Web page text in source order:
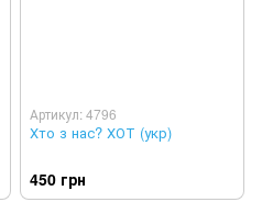
Артикул: 4796
Хто з нас? ХОТ (укр)
450 грн